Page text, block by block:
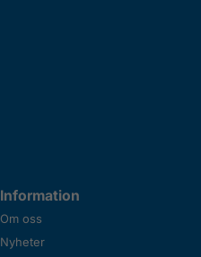
Information
Om oss
Nyheter